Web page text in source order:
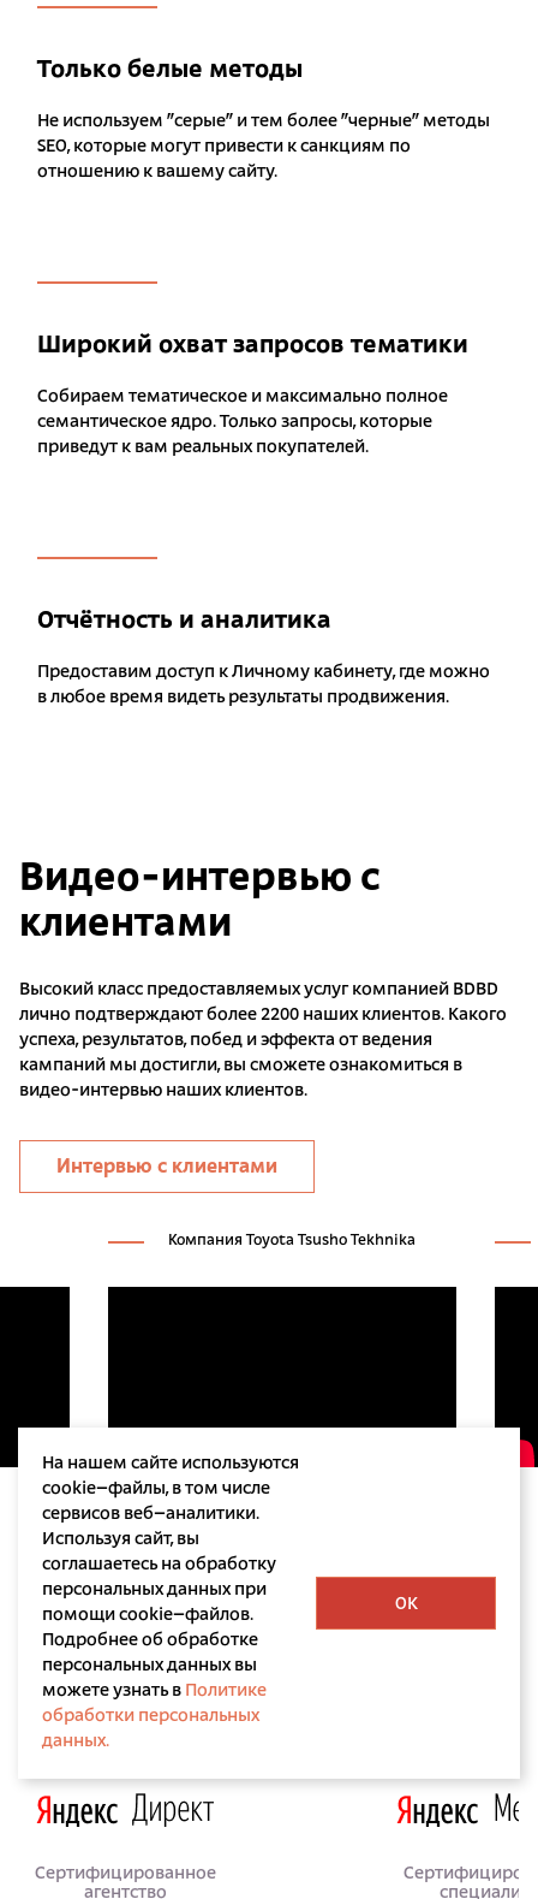
Только белые методы
Не используем "серые" и тем более "черные" методы
SEO, которые могут привести к санкциям по
отношению к вашему сайту.
Широкий охват запросов тематики
Собираем тематическое и максимально полное
семантическое ядро. Только запросы, которые
приведут к вам реальных покупателей.
Отчётность и аналитика
Предоставим доступ к Личному кабинету, где можно
в любое время видеть результаты продвижения.
Видео-интервью с
клиентами
Высокий класс предоставляемых услуг компанией BDBD
лично подтверждают более 2200 наших клиентов. Какого
успеха, результатов, побед и эффекта от ведения
кампаний мы достигли, вы сможете ознакомиться в
видео-интервью наших клиентов.
Интервью с клиентами
Компания Toyota Tsusho Tekhnika
Лицензии и сертификаты
Сертифицированное
агентство
На нашем сайте используются
cookie–файлы, в том числе
сервисов веб–аналитики.
Используя сайт, вы
соглашаетесь на обработку
персональных данных при
помощи cookie–файлов.
Подробнее об обработке
персональных данных вы
можете узнать в Политике
обработки персональных
данных.
OK